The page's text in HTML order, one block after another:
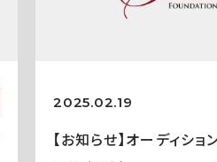
2025.02.19
【お知らせ】オーディシ